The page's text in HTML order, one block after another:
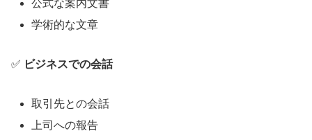
公式な案内文書
学術的な文章
✅ ビジネスでの会話
取引先との会話
上司への報告